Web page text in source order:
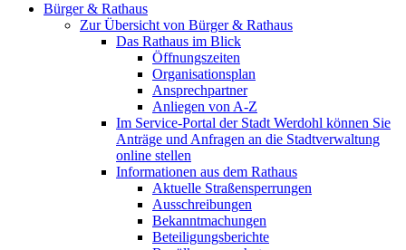
Bürger & Rathaus
Zur Übersicht von Bürger & Rathaus
Das Rathaus im Blick
Öffnungszeiten
Organisationsplan
Ansprechpartner
Anliegen von A-Z
Im Service-Portal der Stadt Werdohl können Sie
Anträge und Anfragen an die Stadtverwaltung
online stellen
Informationen aus dem Rathaus
Aktuelle Straßensperrungen
Ausschreibungen
Bekanntmachungen
Beteiligungsberichte